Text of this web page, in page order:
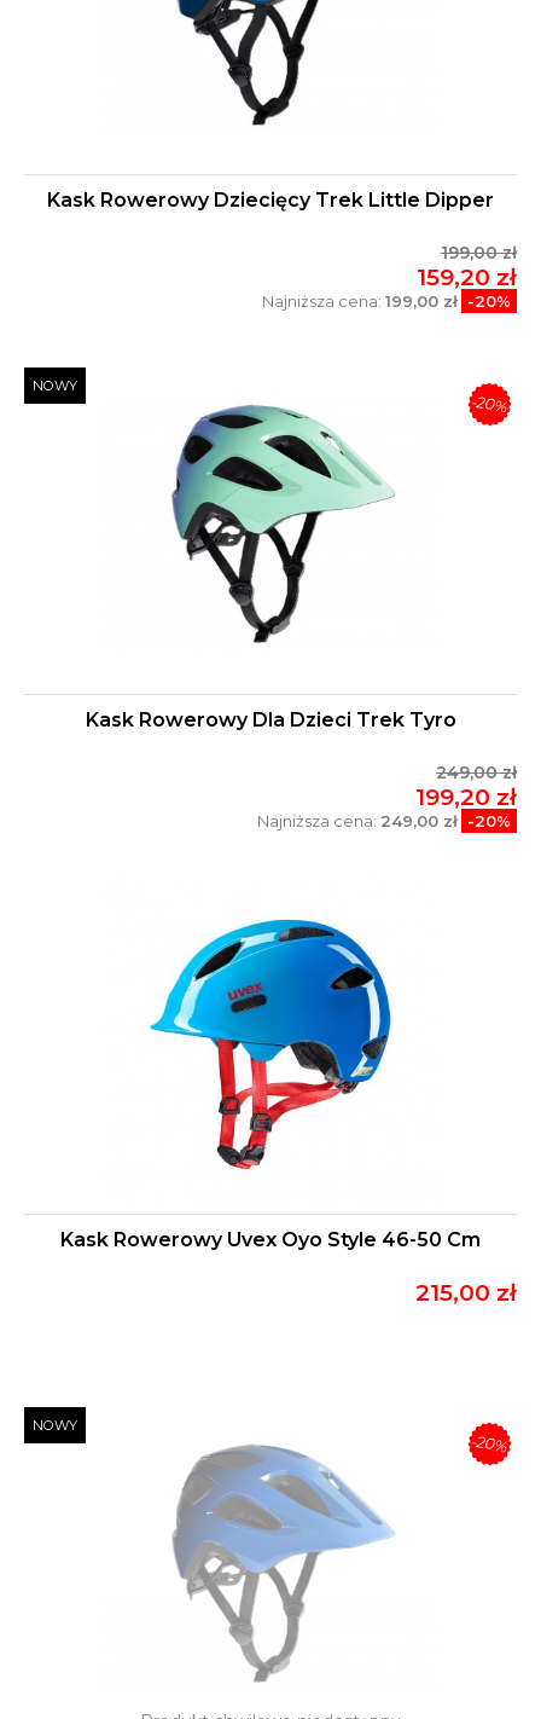
Kask Rowerowy Dziecięcy Trek Little Dipper
199,00 zł
159,20 zł
Najniższa cena: 199,00 zł -20%
Kask Rowerowy Dla Dzieci Trek Tyro
249,00 zł
199,20 zł
Najniższa cena: 249,00 zł -20%
NOWY
-20%
Kask Rowerowy Uvex Oyo Style 46-50 Cm
215,00 zł
NOWY
-20%